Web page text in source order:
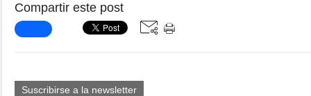
Compartir este post
Suscribirse a la newsletter